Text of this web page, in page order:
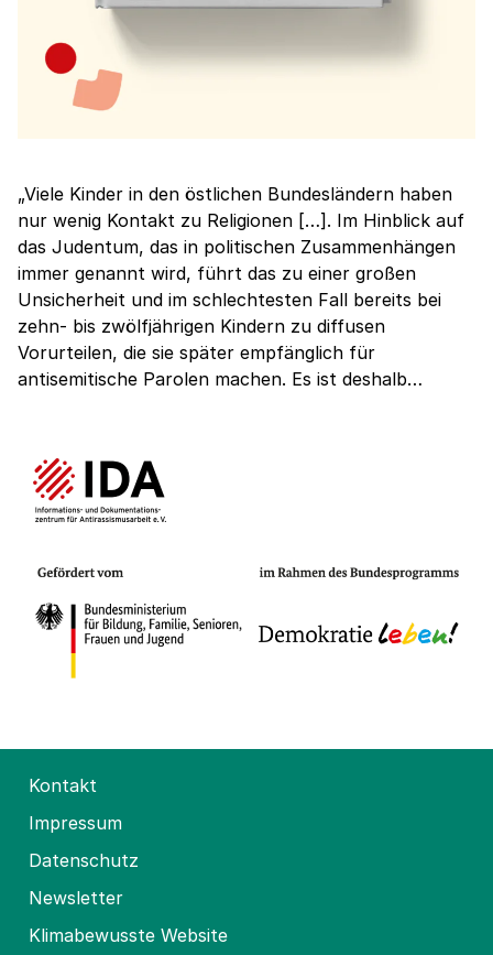
„Viele Kinder in den östlichen Bundesländern haben
nur wenig Kontakt zu Religionen […]. Im Hinblick auf
das Judentum, das in politischen Zusammenhängen
immer genannt wird, führt das zu einer großen
Unsicherheit und im schlechtesten Fall bereits bei
zehn- bis zwölfjährigen Kindern zu diffusen
Vorurteilen, die sie später empfänglich für
antisemitische Parolen machen. Es ist deshalb…
Kontakt
Impressum
Datenschutz
Newsletter
Klimabewusste Website